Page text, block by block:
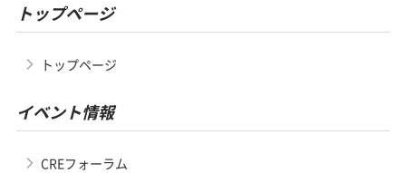
トップページ
トップページ
イベント情報
CREフォーラム